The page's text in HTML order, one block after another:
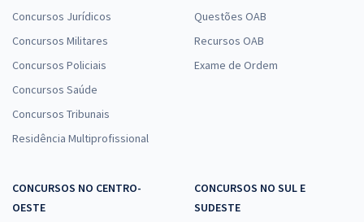
Concursos Jurídicos
Concursos Militares
Concursos Policiais
Concursos Saúde
Concursos Tribunais
Residência Multiprofissional
Questões OAB
Recursos OAB
Exame de Ordem
CONCURSOS NO CENTRO-
OESTE
CONCURSOS NO SUL E
SUDESTE